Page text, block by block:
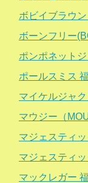
ボビイブラウ
ボーンフリー
ポンポネット
ポールスミス
マイケルジャ
マウジー（
マジェスティ
マジェスティ
マックレガー